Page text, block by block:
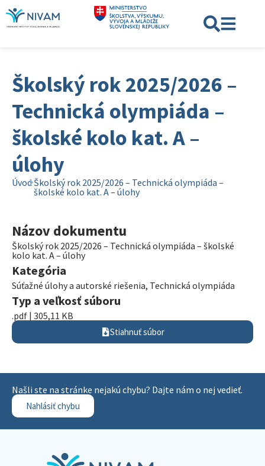
Školský rok 2025/2026 –
Technická olympiáda –
školské kolo kat. A –
úlohy
Úvod Školský rok 2025/2026 – Technická olympiáda –
školské kolo kat. A – úlohy
Názov dokumentu
Školský rok 2025/2026 – Technická olympiáda – školské
kolo kat. A – úlohy
Kategória
Súťažné úlohy a autorské riešenia, Technická olympiáda
Typ a veľkosť súboru
.pdf | 305,11 KB
Stiahnuť súbor
Našli ste na stránke nejakú chybu? Dajte nám o nej vedieť.
Nahlásiť chybu